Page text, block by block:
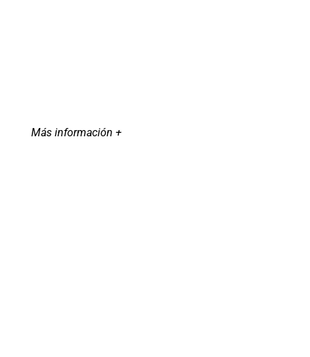
Más información +